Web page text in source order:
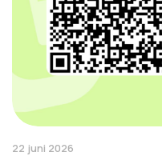
22 juni 2026